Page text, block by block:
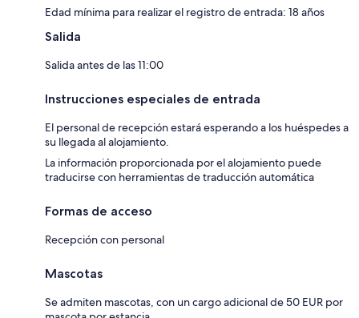
Edad mínima para realizar el registro de entrada: 18 años
Salida
Salida antes de las 11:00
Instrucciones especiales de entrada
El personal de recepción estará esperando a los huéspedes a
su llegada al alojamiento.
La información proporcionada por el alojamiento puede
traducirse con herramientas de traducción automática
Formas de acceso
Recepción con personal
Mascotas
Se admiten mascotas, con un cargo adicional de 50 EUR por